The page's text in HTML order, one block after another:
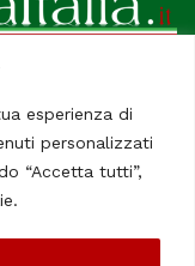
esperienza di
personalizzati
“Accetta tutti”,
preferito.
all'estero.
indipendente